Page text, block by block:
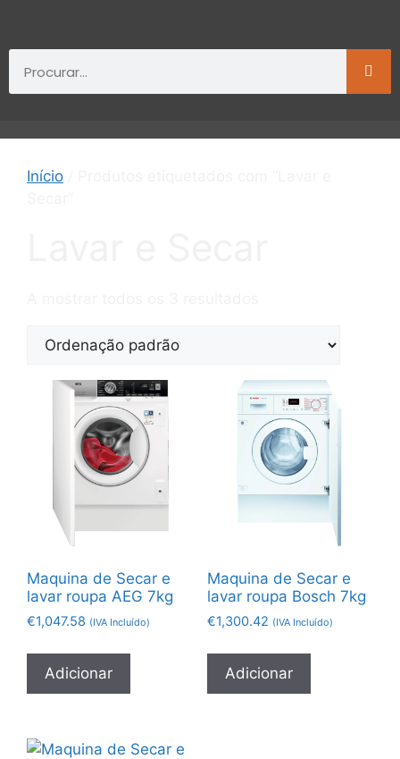
Início
Maquina de Secar e
lavar roupa AEG 7kg
€1,047.58 (IVA Incluído)
Adicionar
Maquina de Secar e
lavar roupa Bosch 7kg
€1,300.42 (IVA Incluído)
Adicionar